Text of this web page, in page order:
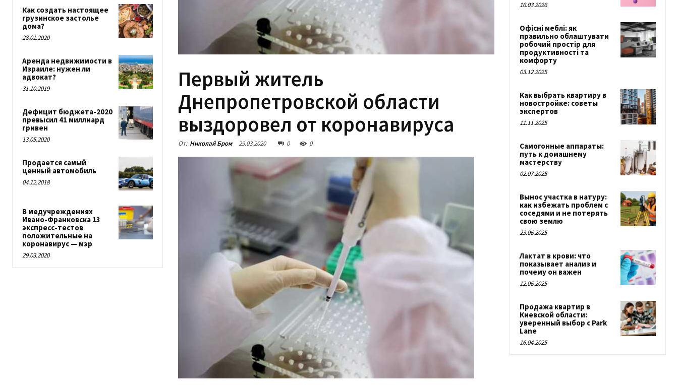
Как создать настоящее
грузинское застолье
дома?
28.01.2020
Аренда недвижимости в
Израиле: нужен ли
адвокат?
31.10.2019
Дефицит бюджета-2020
превысил 41 миллиард
гривен
13.05.2020
Продается самый
ценный автомобиль
04.12.2018
В медучреждениях
Ивано-Франковска 13
экспресс-тестов
положительные на
коронавирус — мэр
29.03.2020
Первый житель
Днепропетровской области
выздоровел от коронавируса
От: Николай Бром 29.03.2020 0 0
16.03.2026
Офісні меблі: як
правильно облаштувати
робочий простір для
продуктивності та
комфорту
03.12.2025
Как выбрать квартиру в
новостройке: советы
экспертов
11.11.2025
Самогонные аппараты:
путь к домашнему
мастерству
02.07.2025
Вынос участка в натуру:
как избежать проблем с
соседями и не потерять
свою землю
23.06.2025
Лактат в крови: что
показывает анализ и
почему он важен
12.06.2025
Продажа квартир в
Киевской области:
уверенный выбор с Park
Lane
16.04.2025